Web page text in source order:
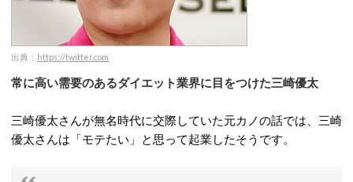
出典： https://twitter.com
常に高い需要のあるダイエット業界に目をつけた三崎優太
三崎優太さんが無名時代に交際していた元カノの話では、三崎
優太さんは「モテたい」と思って起業したそうです。